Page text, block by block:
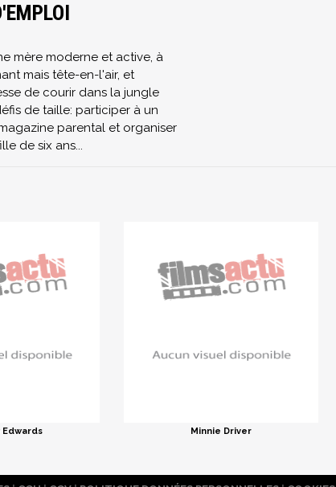
mère moderne et active, à
mais tête-en-l'air, et
de courir dans la jungle
de taille: participer à un
parental et organiser
de six ans...
Edwards Minnie Driver